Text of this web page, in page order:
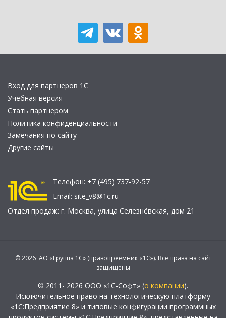
Вход для партнеров 1С
Учебная версия
Стать партнером
Политика конфиденциальности
Замечания по сайту
Другие сайты
Телефон: +7 (495) 737-92-57
Email: site_v8@1c.ru
Отдел продаж: г. Москва, улица Селезнёвская, дом 21
© 2026 АО «Группа 1С» (правопреемник «1С»). Все права на сайт
защищены
© 2011- 2026 ООО «1С-Софт» (о компании).
Исключительное право на технологическую платформу
«1С:Предприятие 8» и типовые конфигурации программных